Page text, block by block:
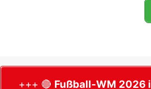
+++ 🔴 Fußball-WM 2026